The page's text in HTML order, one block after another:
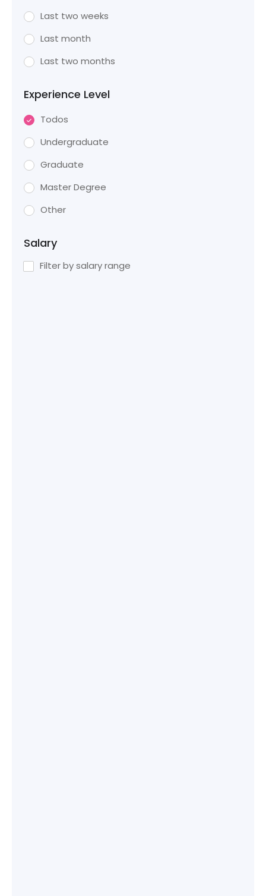
Last two weeks
Last month
Last two months
Experience Level
Todos
Undergraduate
Graduate
Master Degree
Other
Salary
Filter by salary range